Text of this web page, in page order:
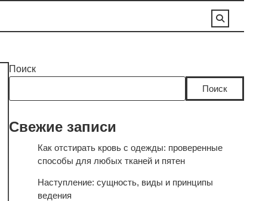
Поиск
Поиск
Свежие записи
Как отстирать кровь с одежды: проверенные
способы для любых тканей и пятен
Наступление: сущность, виды и принципы
ведения